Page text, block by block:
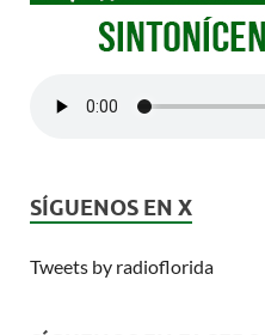
SÍGUENOS EN X
Tweets by radioflorida